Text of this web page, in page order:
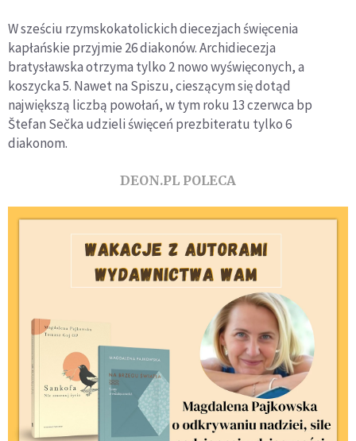
W sześciu rzymskokatolickich diecezjach święcenia
kapłańskie przyjmie 26 diakonów. Archidiecezja
bratysławska otrzyma tylko 2 nowo wyświęconych, a
koszycka 5. Nawet na Spiszu, cieszącym się dotąd
największą liczbą powołań, w tym roku 13 czerwca bp
Štefan Sečka udzieli święceń prezbiteratu tylko 6
diakonom.
DEON.PL POLECA